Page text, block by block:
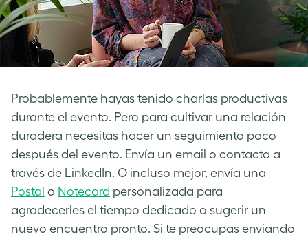
Probablemente hayas tenido charlas productivas
durante el evento. Pero para cultivar una relación
duradera necesitas hacer un seguimiento poco
después del evento. Envía un email o contacta a
través de LinkedIn. O incluso mejor, envía una
Postal o Notecard personalizada para
agradecerles el tiempo dedicado o sugerir un
nuevo encuentro pronto. Si te preocupas enviando